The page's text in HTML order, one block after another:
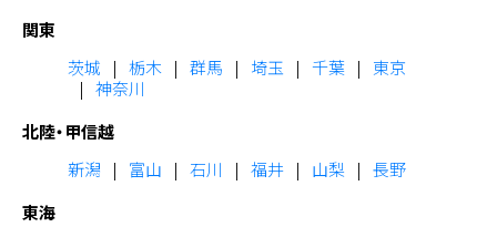
関東
茨城
栃木 群馬 埼玉 千葉
東京
神奈川
北陸・甲信越
新潟
富山 石川 福井 山梨
長野
東海